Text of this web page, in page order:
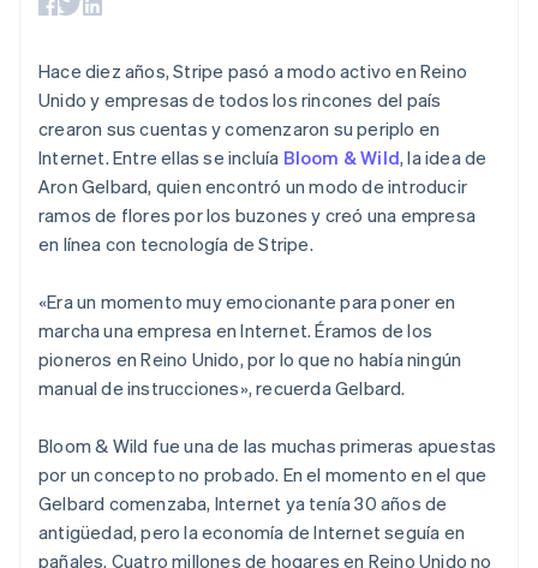
Authorization
de aceptación
Link
Proceso de
compra
acelerado
Stripe Sigma
Informes
Data Pipeline
Sincronización
de datos
Product roadmap
Ver lo que viene
Radar
Prevención de fraude
Constitución de una startup
Climate
Eliminación de dióxido de carbono
SaaS
Por sector
Empresas de IA
Economía de los
creadores
Hostelería, viajes y ocio
Seguros
Medios de
comunicación y
entretenimiento
fines de lucro
Servicios
profesionales
Sector público
Minorista
Ofrecer cobro por
consumo
Emitir tarjetas
respaldadas por
monedas estables
Aprovisiona y gestiona
servicios con agentes
Integraciones de
aplicaciones
Ejemplos de código
Blog de
Estado de la API
producto
Conferencia anual
Sessions
Empleos
Sala de prensa
Stripe Press
Contacta con ventas
Conviértete en socio
Hace diez años, Stripe pasó a modo activo en Reino
Unido y empresas de todos los rincones del país
crearon sus cuentas y comenzaron su periplo en
Internet. Entre ellas se incluía Bloom & Wild, la idea de
Aron Gelbard, quien encontró un modo de introducir
ramos de flores por los buzones y creó una empresa
en línea con tecnología de Stripe.
«Era un momento muy emocionante para poner en
marcha una empresa en Internet. Éramos de los
pioneros en Reino Unido, por lo que no había ningún
manual de instrucciones», recuerda Gelbard.
Bloom & Wild fue una de las muchas primeras apuestas
por un concepto no probado. En el momento en el que
Gelbard comenzaba, Internet ya tenía 30 años de
antigüedad, pero la economía de Internet seguía en
pañales. Cuatro millones de hogares en Reino Unido no